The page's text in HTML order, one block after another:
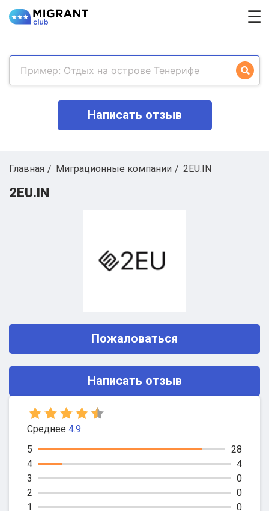
☰
Написать отзыв
Главная Миграционные компании 2EU.IN
2EU.IN
Пожаловаться
Написать отзыв
Среднее 4.9
5
28
4
4
3
0
2
0
1
0